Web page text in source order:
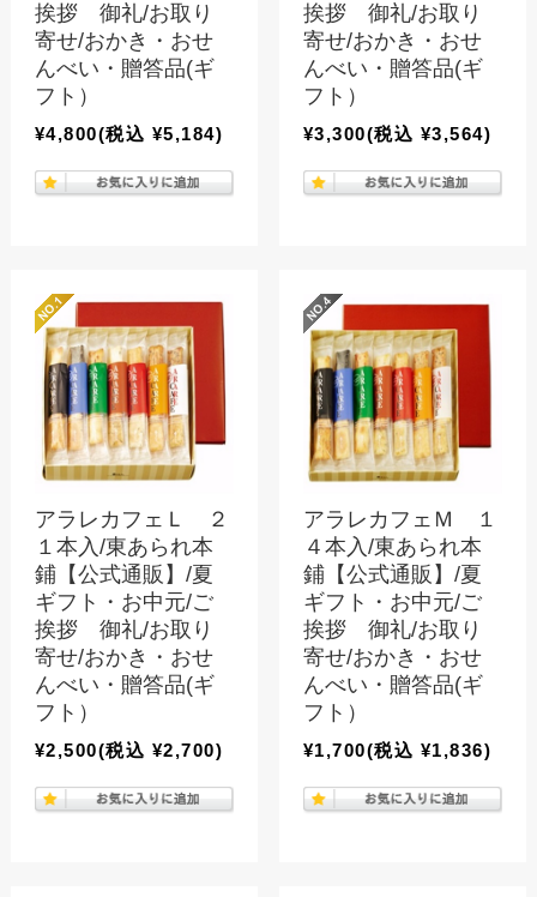
挨拶 御礼/お取り
寄せ/おかき・おせ
んべい・贈答品(ギ
フト）
¥4,800(税込 ¥5,184)
挨拶 御礼/お取り
寄せ/おかき・おせ
んべい・贈答品(ギ
フト）
¥3,300(税込 ¥3,564)
アラレカフェＬ ２
１本入/東あられ本
鋪【公式通販】/夏
ギフト・お中元/ご
挨拶 御礼/お取り
寄せ/おかき・おせ
んべい・贈答品(ギ
フト）
¥2,500(税込 ¥2,700)
アラレカフェＭ １
４本入/東あられ本
鋪【公式通販】/夏
ギフト・お中元/ご
挨拶 御礼/お取り
寄せ/おかき・おせ
んべい・贈答品(ギ
フト）
¥1,700(税込 ¥1,836)